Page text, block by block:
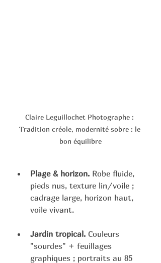
Claire Leguillochet Photographe :
Tradition créole, modernité sobre : le
bon équilibre
Plage & horizon. Robe fluide,
pieds nus, texture lin/voile ;
cadrage large, horizon haut,
voile vivant.
Jardin tropical. Couleurs
"sourdes" + feuillages
graphiques ; portraits au 85